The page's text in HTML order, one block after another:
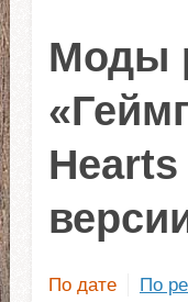
Моды
По дате По